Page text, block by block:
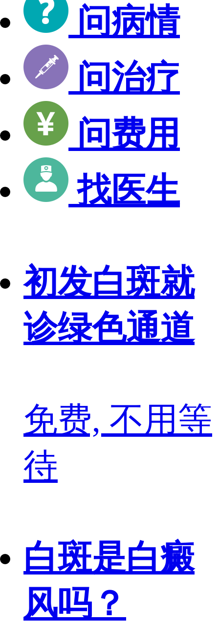
问病情
问治疗
问费用
找医生
初发白斑就
诊绿色通道
免费, 不用等
待
白斑是白癜
风吗？